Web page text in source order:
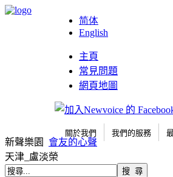
简体
English
主頁
常見問題
網頁地圖
關於我們 我們的服務
新聲樂園
會友的心聲
天津_盧淡榮